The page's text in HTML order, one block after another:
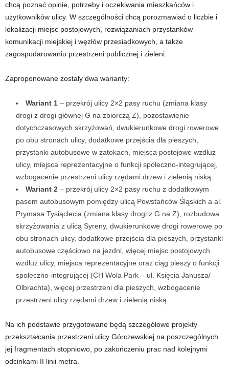
chcą poznać opinie, potrzeby i oczekiwania mieszkańców i
użytkowników ulicy. W szczególności chcą porozmawiać o liczbie i
lokalizacji miejsc postojowych, rozwiązaniach przystanków
komunikacji miejskiej i węzłów przesiadkowych, a także
zagospodarowaniu przestrzeni publicznej i zieleni.
Zaproponowane zostały dwa warianty:
Wariant 1 – przekrój ulicy 2×2 pasy ruchu (zmiana klasy
drogi z drogi głównej G na zbiorczą Z), pozostawienie
dotychczasowych skrzyżowań, dwukierunkowe drogi rowerowe
po obu stronach ulicy, dodatkowe przejścia dla pieszych,
przystanki autobusowe w zatokach, miejsca postojowe wzdłuż
ulicy, miejsca reprezentacyjne o funkcji społeczno-integrującej,
wzbogacenie przestrzeni ulicy rzędami drzew i zielenią niską.
Wariant 2 – przekrój ulicy 2×2 pasy ruchu z dodatkowym
pasem autobusowym pomiędzy ulicą Powstańców Śląskich a al.
Prymasa Tysiąclecia (zmiana klasy drogi z G na Z), rozbudowa
skrzyżowania z ulicą Syreny, dwukierunkowe drogi rowerowe po
obu stronach ulicy, dodatkowe przejścia dla pieszych, przystanki
autobusowe częściowo na jezdni, więcej miejsc postojowych
wzdłuż ulicy, miejsca reprezentacyjne oraz ciąg pieszy o funkcji
społeczno-integrującej (CH Wola Park – ul. Księcia Janusza/
Olbrachta), więcej przestrzeni dla pieszych, wzbogacenie
przestrzeni ulicy rzędami drzew i zielenią niską.
Na ich podstawie przygotowane będą szczegółowe projekty
przekształcania przestrzeni ulicy Górczewskiej na poszczególnych
jej fragmentach stopniowo, po zakończeniu prac nad kolejnymi
odcinkami II linii metra.